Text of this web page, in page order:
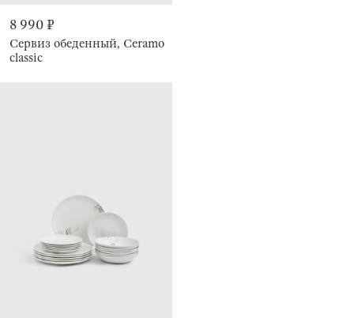
8 990 ₽
Сервиз обеденный, Ceramo
classic